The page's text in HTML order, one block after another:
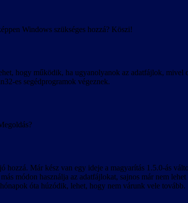
Windows szükséges hozzá? Köszi!
hogy működik, ha ugyanolyanok az adatfájlok, mivel
es segédprogramok végeznek.
Már kész van egy ideje a magyarítás 1.5.0-ás
módon használja az adatfájlokat, sajnos már nem
óta húzódik, lehet, hogy nem várunk vele tovább.